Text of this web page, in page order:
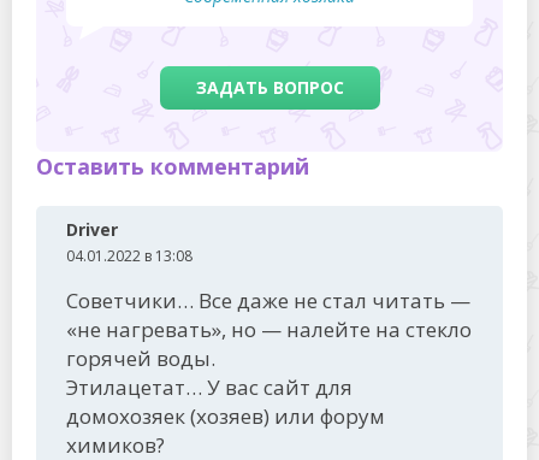
ЗАДАТЬ ВОПРОС
Оставить комментарий
Driver
04.01.2022 в 13:08
Советчики… Все даже не стал читать —
«не нагревать», но — налейте на стекло
горячей воды.
Этилацетат… У вас сайт для
домохозяек (хозяев) или форум
химиков?